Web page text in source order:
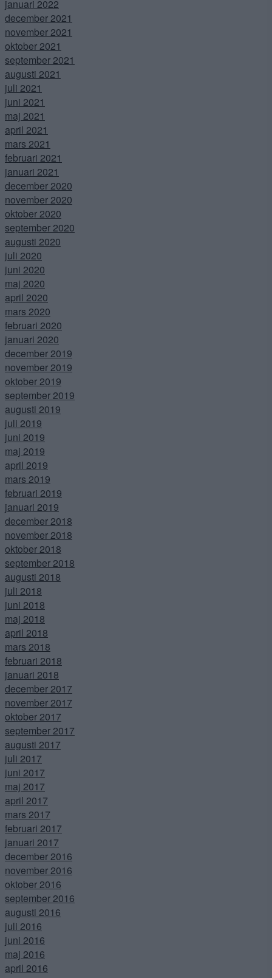
januari 2022
december 2021
november 2021
oktober 2021
september 2021
augusti 2021
juli 2021
juni 2021
maj 2021
april 2021
mars 2021
februari 2021
januari 2021
december 2020
november 2020
oktober 2020
september 2020
augusti 2020
juli 2020
juni 2020
maj 2020
april 2020
mars 2020
februari 2020
januari 2020
december 2019
november 2019
oktober 2019
september 2019
augusti 2019
juli 2019
juni 2019
maj 2019
april 2019
mars 2019
februari 2019
januari 2019
december 2018
november 2018
oktober 2018
september 2018
augusti 2018
juli 2018
juni 2018
maj 2018
april 2018
mars 2018
februari 2018
januari 2018
december 2017
november 2017
oktober 2017
september 2017
augusti 2017
juli 2017
juni 2017
maj 2017
april 2017
mars 2017
februari 2017
januari 2017
december 2016
november 2016
oktober 2016
september 2016
augusti 2016
juli 2016
juni 2016
maj 2016
april 2016